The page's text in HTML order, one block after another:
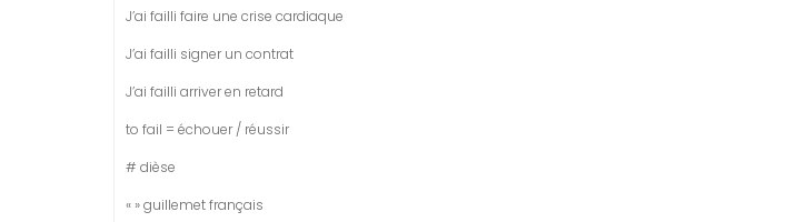
J’ai failli faire une crise cardiaque
J’ai failli signer un contrat
J’ai failli arriver en retard
to fail = échouer / réussir
# dièse
« » guillemet français